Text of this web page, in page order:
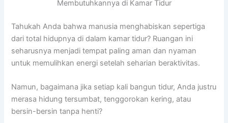
Membutuhkannya di Kamar Tidur
Tahukah Anda bahwa manusia menghabiskan sepertiga
dari total hidupnya di dalam kamar tidur? Ruangan ini
seharusnya menjadi tempat paling aman dan nyaman
untuk memulihkan energi setelah seharian beraktivitas.
Namun, bagaimana jika setiap kali bangun tidur, Anda justru
merasa hidung tersumbat, tenggorokan kering, atau
bersin-bersin tanpa henti?